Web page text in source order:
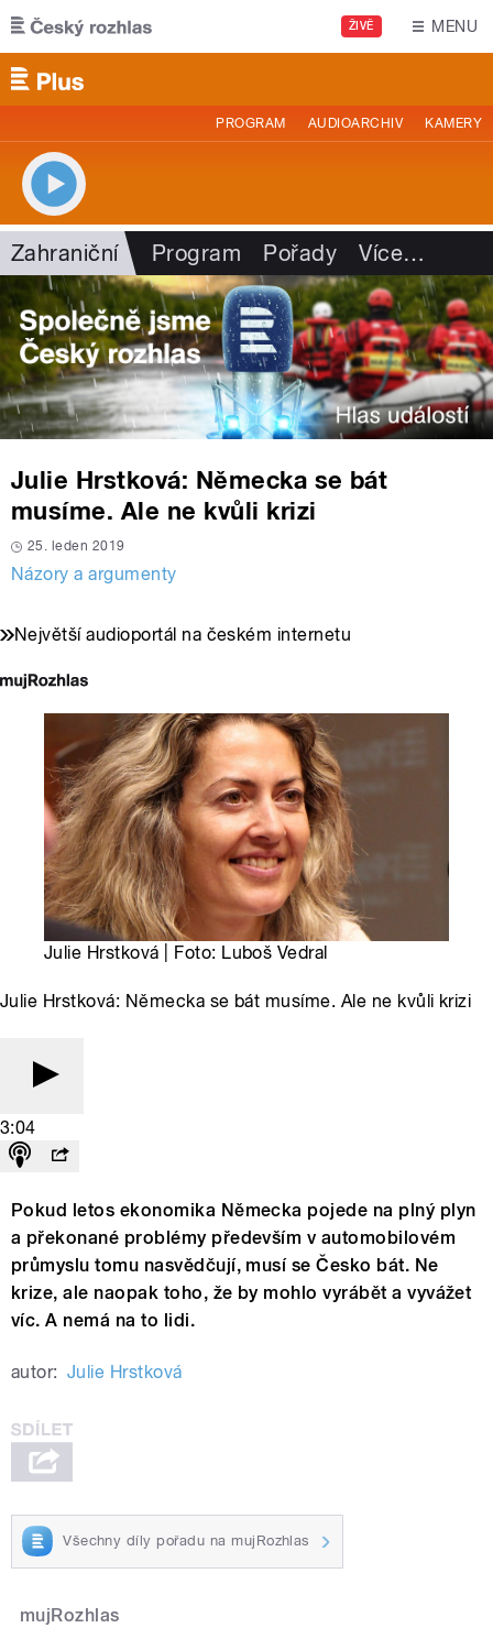
Přejít k hlavnímu obsahu
ŽIVĚ MENU
PROGRAM AUDIOARCHIV KAMERY
Zahraniční Program Pořady Více…
Julie Hrstková: Německa se bát
musíme. Ale ne kvůli krizi
25. leden 2019
Názory a argumenty
Největší audioportál na českém internetu
Julie Hrstková | Foto: Luboš Vedral
Julie Hrstková: Německa se bát musíme. Ale ne kvůli krizi
3:04
Pokud letos ekonomika Německa pojede na plný plyn
a překonané problémy především v automobilovém
průmyslu tomu nasvědčují, musí se Česko bát. Ne
krize, ale naopak toho, že by mohlo vyrábět a vyvážet
víc. A nemá na to lidi.
autor: Julie Hrstková
Všechny díly pořadu na mujRozhlas
mujRozhlas